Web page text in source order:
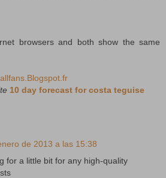
browsers and both show the same
10 day forecast for costa teguise
de 2013 a las 15:38
for a little bit for any high-quality